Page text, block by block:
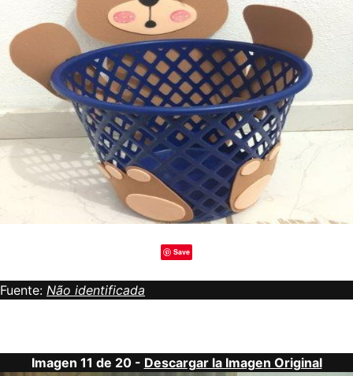
Save
Fuente: Não identificada
Imagen 11 de 20 - Descargar la Imagen Original